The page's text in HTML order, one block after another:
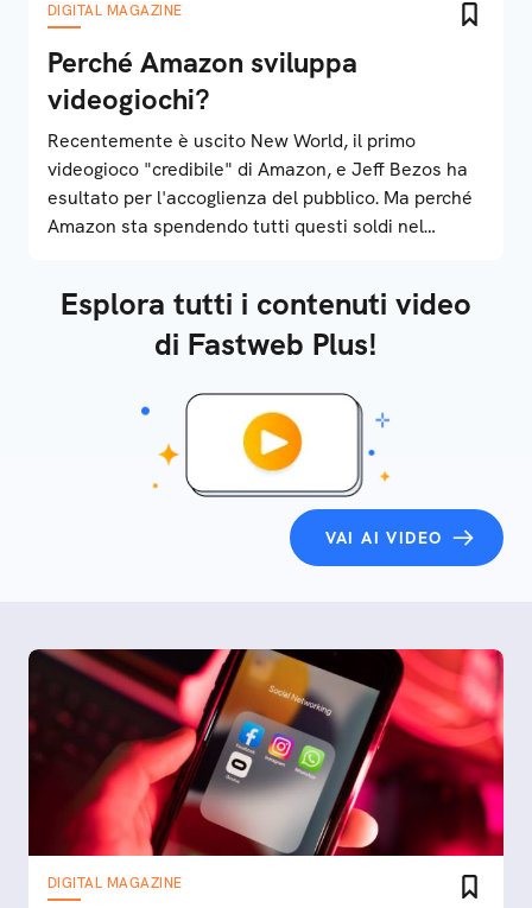
DIGITAL MAGAZINE
Perché Amazon sviluppa
videogiochi?
Recentemente è uscito New World, il primo
videogioco "credibile" di Amazon, e Jeff Bezos ha
esultato per l'accoglienza del pubblico. Ma perché
Amazon sta spendendo tutti questi soldi nel
Esplora tutti i contenuti video
di Fastweb Plus!
VAI AI VIDEO
DIGITAL MAGAZINE